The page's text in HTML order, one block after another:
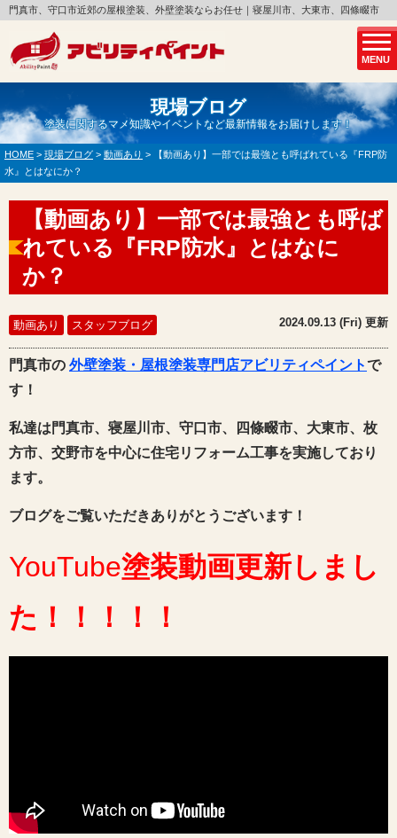
MENU
門真市、守口市近郊の屋根塗装、外壁塗装ならお任せ｜寝屋川市、大東市、四條畷市
現場ブログ
塗装に関するマメ知識やイベントなど最新情報をお届けします！
HOME > 現場ブログ > 動画あり >
【動画あり】一部では最強とも呼ばれている『FRP防
水』とはなにか？
【動画あり】一部では最強とも呼ば
れている『FRP防水』とはなに
か？
動画あり スタッフブログ 2024.09.13 (Fri) 更新
門真市の 外壁塗装・屋根塗装専門店アビリティペイントで
す！
私達は門真市、寝屋川市、守口市、四條畷市、大東市、枚
方市、交野市を中心に住宅リフォーム工事を実施しており
ます。
ブログをご覧いただきありがとうございます！
YouTube塗装動画更新しまし
た ！！！！！